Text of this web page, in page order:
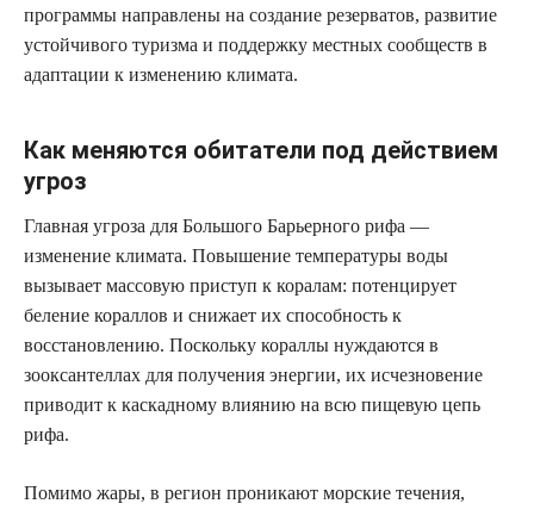
программы направлены на создание резерватов, развитие
устойчивого туризма и поддержку местных сообществ в
адаптации к изменению климата.
Как меняются обитатели под действием
угроз
Главная угроза для Большого Барьерного рифа —
изменение климата. Повышение температуры воды
вызывает массовую приступ к коралам: потенцирует
беление кораллов и снижает их способность к
восстановлению. Поскольку кораллы нуждаются в
зооксантеллах для получения энергии, их исчезновение
приводит к каскадному влиянию на всю пищевую цепь
рифа.
Помимо жары, в регион проникают морские течения,